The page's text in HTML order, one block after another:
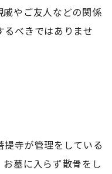
戚やご友人などの関係
るべきではありませ
寺が管理をしている
墓に入らず散骨をし